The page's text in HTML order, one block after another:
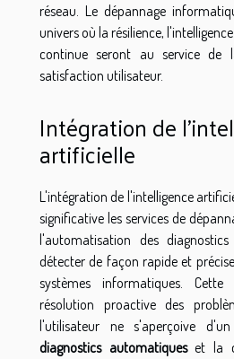
réseau. Le dépannage
univers où la résilience,
continue seront au service
satisfaction utilisateur.
Intégration de
artificielle
L'intégration de l'intelligence
significative les services de
l'automatisation des
détecter de façon rapide et
systèmes informatiques.
résolution proactive des
l'utilisateur ne s'aperçoive
diagnostics automatiqueset la